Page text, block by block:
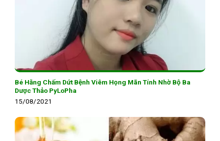
Bé Hằng Chấm Dứt Bệnh Viêm Họng Mãn Tính Nhờ Bộ Ba
Dược Thảo PyLoPha
15/08/2021